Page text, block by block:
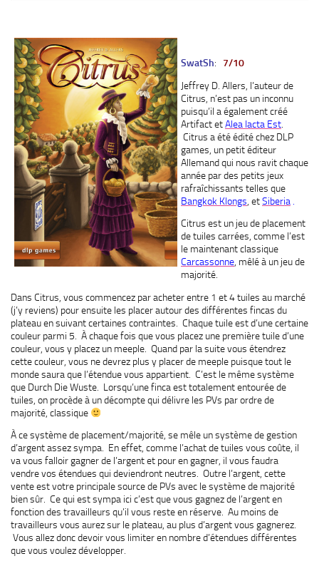
SwatSh:
7/10
Jeffrey D. Allers, l’auteur de
Citrus, n’est pas un inconnu
puisqu’il a également créé
Artifact etAlea Iacta Est
Citrus a été édité chez DLP
games, un petit éditeur
Allemand qui nous ravit chaque
année par des petits jeux
rafraîchissants telles que
Bangkok Klongs , etSiberia
Citrus est un jeu de placement
de tuiles carrées, comme l’est
le maintenant classique
Carcassonne, mêlé à un jeu de
majorité.
Dans Citrus, vous commencez par acheter entre 1 et 4 tuiles au marché
(j’y reviens) pour ensuite les placer autour des différentes fincas du
plateau en suivant certaines contraintes. Chaque tuile est d’une certaine
couleur parmi 5. À chaque fois que vous placez une première tuile d’une
couleur, vous y placez un meeple. Quand par la suite vous étendrez
cette couleur, vous ne devrez plus y placer de meeple puisque tout le
monde saura que l’étendue vous appartient. C’est le même système
que Durch Die Wuste. Lorsqu’une finca est totalement entourée de
tuiles, on procède à un décompte qui délivre les PVs par ordre de
majorité, classique
À ce système de placement/majorité, se mêle un système de gestion
d’argent assez sympa. En effet, comme l’achat de tuiles vous coûte, il
va vous falloir gagner de l’argent et pour en gagner, il vous faudra
vendre vos étendues qui deviendront neutres. Outre l’argent, cette
vente est votre principale source de PVs avec le système de majorité
bien sûr. Ce qui est sympa ici c’est que vous gagnez de l’argent en
fonction des travailleurs qu’il vous reste en réserve. Au moins de
travailleurs vous aurez sur le plateau, au plus d’argent vous gagnerez.
Vous allez donc devoir vous limiter en nombre d’étendues différentes
que vous voulez développer.